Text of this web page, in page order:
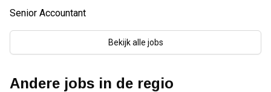
Senior Accountant
Bekijk alle jobs
Andere jobs in de regio